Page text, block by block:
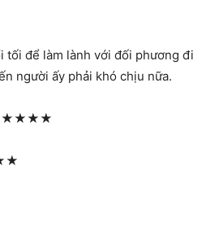
tối để làm lành với đối phương đi
người ấy phải khó chịu nữa.